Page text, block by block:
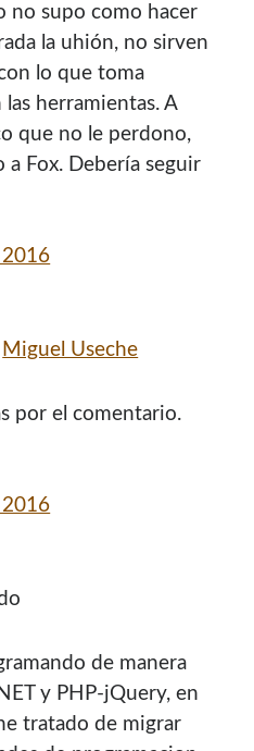
no supo como hacer
la uhión, no sirven
lo que toma
herramientas. A
que no le perdono,
a Fox. Debería seguir
Miguel Useche
por el comentario.
de manera
y PHP-jQuery, en
tratado de migrar